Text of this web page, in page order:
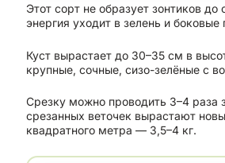
Этот сорт не образует зонтиков до
энергия уходит в зелень и боковые
Куст вырастает до 30–35 см в
крупные, сочные, сизо-зелёные с
Срезку можно проводить 3–4 раза
срезанных веточек вырастают
квадратного метра — 3,5–4 кг.